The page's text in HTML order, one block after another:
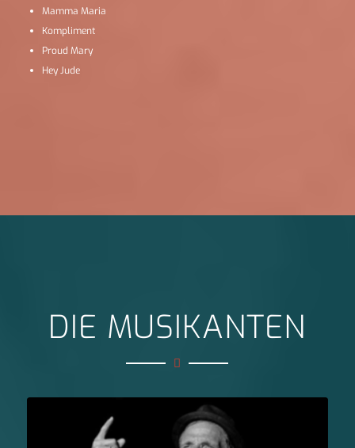
Mamma Maria
Kompliment
Proud Mary
Hey Jude
DIE MUSIKANTEN